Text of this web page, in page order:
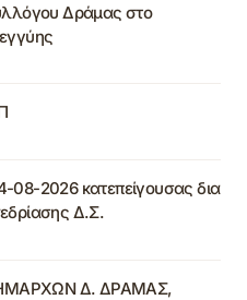
Δράμας στο
2026 κατεπείγουσας δια
Δ.Σ.
Δ. ΔΡΑΜΑΣ,